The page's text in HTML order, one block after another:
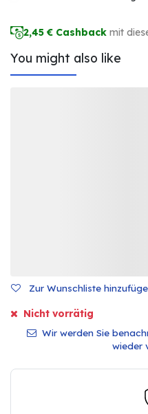
2,45 € Cashback mit
You might also like
Zur Wunschliste
Nicht vorrätig
Wir werden Sie
wieder